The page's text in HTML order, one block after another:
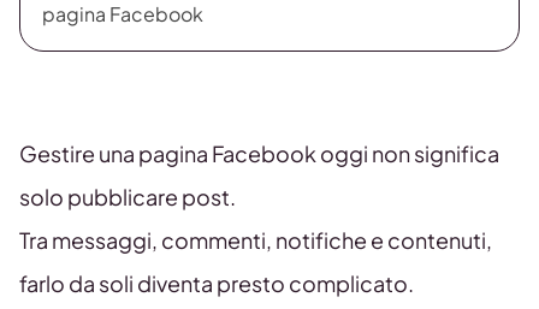
pagina Facebook
Gestire una pagina Facebook oggi non significa
solo pubblicare post.
Tra messaggi, commenti, notifiche e contenuti,
farlo da soli diventa presto complicato.